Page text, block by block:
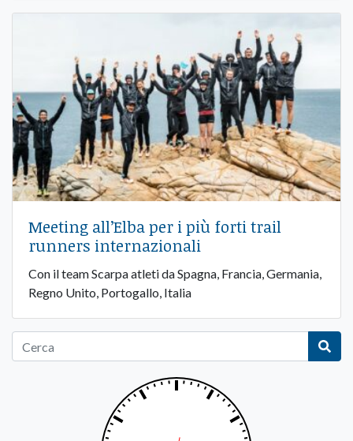
Meeting all’Elba per i più forti trail
runners internazionali
Con il team Scarpa atleti da Spagna, Francia, Germania,
Regno Unito, Portogallo, Italia